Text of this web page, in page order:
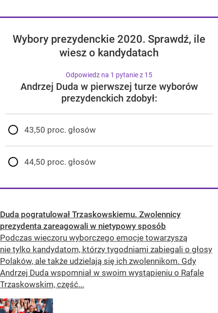
Wybory prezydenckie 2020. Sprawdź, ile
wiesz o kandydatach
Odpowiedz na 1 pytanie z 15
Andrzej Duda w pierwszej turze wyborów
prezydenckich zdobył:
43,50 proc. głosów
44,50 proc. głosów
Duda pogratulował Trzaskowskiemu. Zwolennicy
prezydenta zareagowali w nietypowy sposób
Podczas wieczoru wyborczego emocje towarzyszą
nie tylko kandydatom, którzy tygodniami zabiegali o głosy
Polaków, ale także udzielają się ich zwolennikom. Gdy
Andrzej Duda wspomniał w swoim wystąpieniu o Rafale
Trzaskowskim, część...